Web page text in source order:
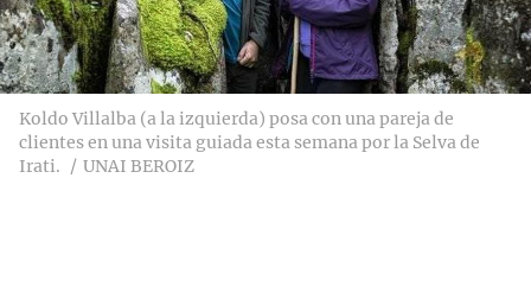
Koldo Villalba (a la izquierda) posa con una pareja de
clientes en una visita guiada esta semana por la Selva de
Irati.
UNAI BEROIZ